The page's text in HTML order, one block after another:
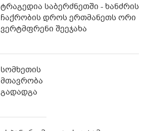
ტრაგედია საბერძნეთში - ხანძრის
ჩაქრობის დროს ერთმანეთს ორი
ვერტმფრენი შეეჯახა
სომხეთის
მთავრობა
გადადგა